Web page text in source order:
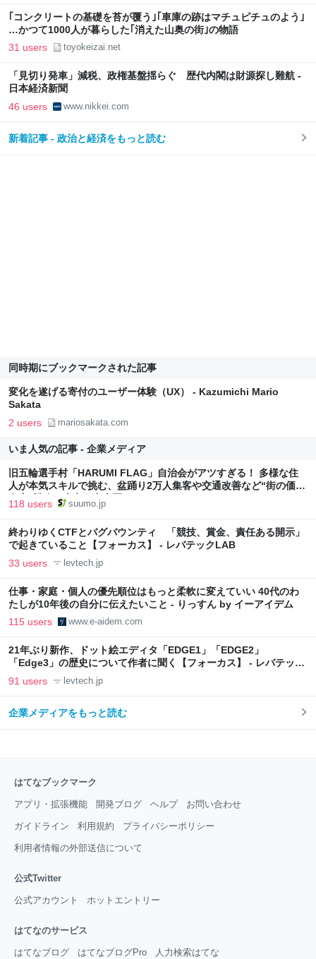
｢コンクリートの基礎を苔が覆う｣｢車庫の跡はマチュピチュのよう｣
…かつて1000人が暮らした｢消えた山奥の街｣の物語
31 users toyokeizai.net
「見切り発車」減税、政権基盤揺らぐ 歴代内閣は財源探し難航 -
日本経済新聞
46 users www.nikkei.com
新着記事 - 政治と経済をもっと読む
同時期にブックマークされた記事
変化を遂げる寄付のユーザー体験（UX） - Kazumichi Mario
Sakata
2 users mariosakata.com
いま人気の記事 - 企業メディア
旧五輪選手村「HARUMI FLAG」自治会がアツすぎる！ 多様な住
人が本気スキルで挑む、盆踊り2万人集客や交通改善など“街の価値
向上”戦略 東京・中央区
118 users suumo.jp
終わりゆくCTFとバグバウンティ 「競技、賞金、責任ある開示」
で起きていること【フォーカス】 - レバテックLAB
33 users levtech.jp
仕事・家庭・個人の優先順位はもっと柔軟に変えていい 40代のわ
たしが10年後の自分に伝えたいこと - りっすん by イーアイデム
115 users www.e-aidem.com
21年ぶり新作、ドット絵エディタ「EDGE1」「EDGE2」
「Edge3」の歴史について作者に聞く【フォーカス】 - レバテック
LAB
91 users levtech.jp
企業メディアをもっと読む
はてなブックマーク
アプリ・拡張機能 開発ブログ ヘルプ お問い合わせ
ガイドライン 利用規約 プライバシーポリシー
利用者情報の外部送信について
公式Twitter
公式アカウント ホットエントリー
はてなのサービス
はてなブログ はてなブログPro 人力検索はてな